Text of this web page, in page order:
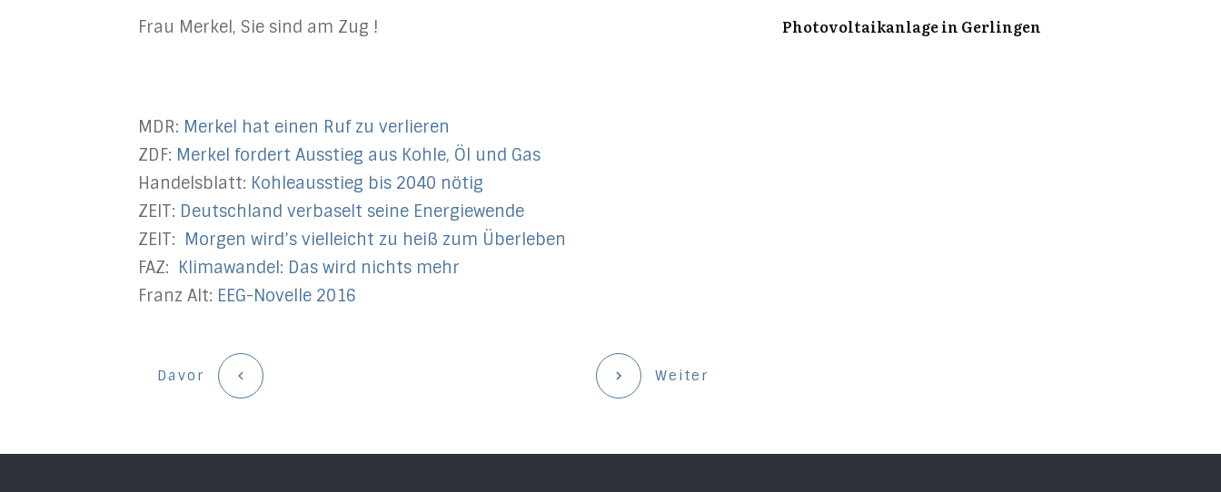
Frau Merkel, Sie sind am Zug !
MDR: Merkel hat einen Ruf zu verlieren
ZDF: Merkel fordert Ausstieg aus Kohle, Öl und Gas
Handelsblatt: Kohleausstieg bis 2040 nötig
ZEIT: Deutschland verbaselt seine Energiewende
ZEIT: Morgen wird’s vielleicht zu heiß zum Überleben
FAZ: Klimawandel: Das wird nichts mehr
Franz Alt: EEG-Novelle 2016
Davor Weiter
Photovoltaikanlage in Gerlingen